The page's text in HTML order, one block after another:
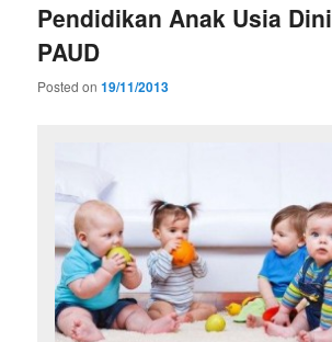
Pendidikan Anak Usia Dini
PAUD
Posted on19/11/2013